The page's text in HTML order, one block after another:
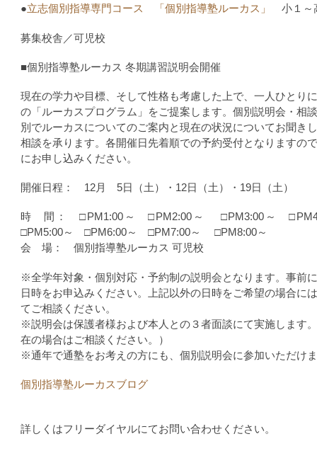
●立志個別指導専門コース 「個別指導塾ルーカス」 小１～
募集校舎／可児校
■個別指導塾ルーカス 冬期講習説明会開催
現在の学力や目標、そして性格も考慮した上で、一人ひとり
の「ルーカスプログラム」をご提案します。個別説明会・相
別でルーカスについてのご案内と現在の状況についてお聞き
相談を承ります。各開催日先着順での予約受付となりますの
にお申し込みください。
開催日程： 12月 5日（土）・12日（土）・19日（土）
時 間： □PM1:00～ □PM2:00～ □PM3:00～
□PM5:00～ □PM6:00～ □PM7:00～ □PM8:00～
会 場： 個別指導塾ルーカス 可児校
※全学年対象・個別対応・予約制の説明会となります。事前
日時をお申込みください。上記以外の日時をご希望の場合に
てご相談ください。
※説明会は保護者様および本人との３者面談にて実施します
在の場合はご相談ください。）
※通年で通塾をお考えの方にも、個別説明会に参加いただけ
個別指導塾ルーカスブログ
詳しくはフリーダイヤルにてお問い合わせください。